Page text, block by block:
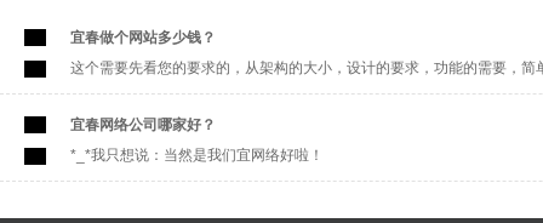
宜春做个网站多少钱？
这个需要先看您的要求的，从架构的大小，设计的要求，功能的需要，
宜春网络公司哪家好？
*_*我只想说：当然是我们宜网络好啦！